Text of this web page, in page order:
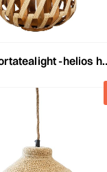
hurricane- d.31 h.49cm naturale